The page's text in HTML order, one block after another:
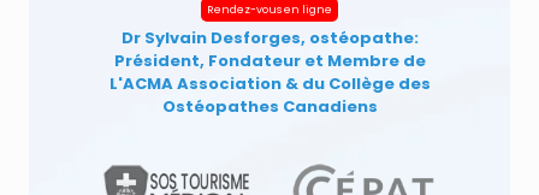
Rendez-vous en ligne
Dr Sylvain Desforges, ostéopathe:
Président, Fondateur et Membre de
L'ACMA Association & du Collège des
Ostéopathes Canadiens